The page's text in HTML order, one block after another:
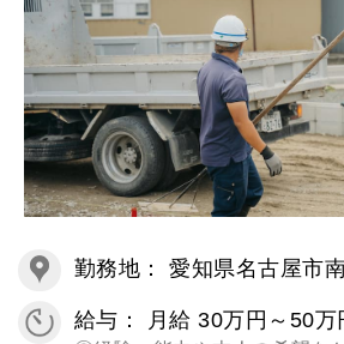
勤務地： 愛知県名古屋市
給与： 月給 30万円～50万